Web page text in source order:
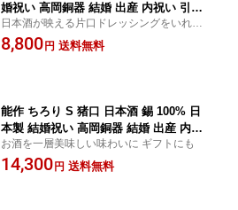
婚祝い 高岡銅器 結婚 出産 内祝い 引き
出物 金婚式 誕生日 父の日 還暦祝い 古
希 喜寿 米寿 お祝い お返し ギフト プレ
日本酒が映える片口ドレッシングをいれて
もオシャレ
8,800 円 送料無料
能作 ちろり S 猪口 日本酒 錫 100% 日
本製 結婚祝い 高岡銅器 結婚 出産 内祝
い 引き出物 金婚式 誕生日 プレゼント
ギフト 父の日 還暦祝い 古希 喜寿 米寿
お酒を一層美味しい味わいに ギフトにも
14,300 円 送料無料